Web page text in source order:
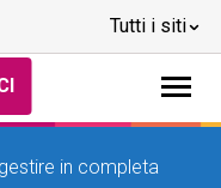
Tutti i siti
in completa